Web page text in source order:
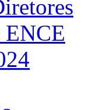
ENCE